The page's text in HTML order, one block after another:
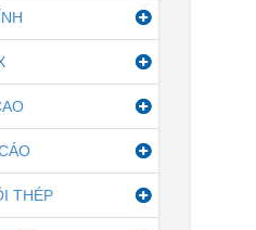
THÉP